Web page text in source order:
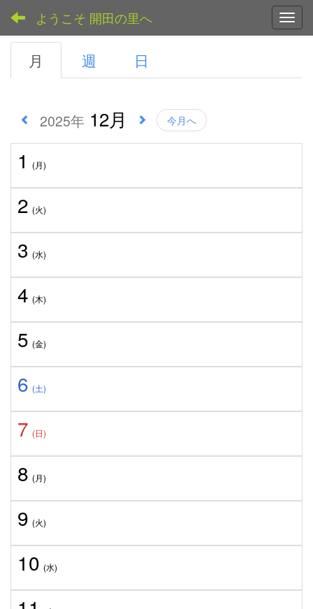
ようこそ 開田の里へ
月 週 日
2025年 12月 今月へ
1 (月)
2 (火)
3 (水)
4 (木)
5 (金)
6 (土)
7 (日)
8 (月)
9 (火)
10 (水)